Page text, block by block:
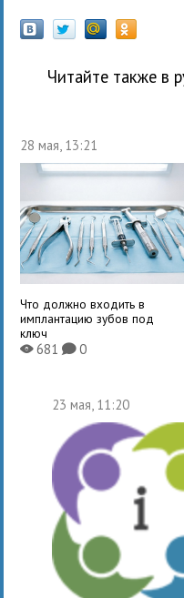
Читайте также в
28 мая, 13:21
Что должно входить в
имплантацию зубов под
ключ
X681K0
23 мая, 11:20